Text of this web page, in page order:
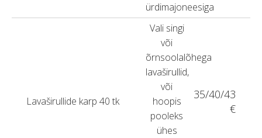
ürdimajoneesiga
Lavaširullide karp 40 tk
Vali singi
või
õrnsoolalõhega
lavaširullid,
või
hoopis
pooleks
ühes
35/40/43
€